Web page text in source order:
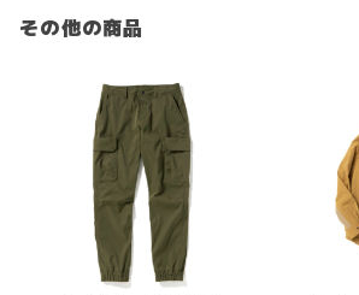
その他の商品